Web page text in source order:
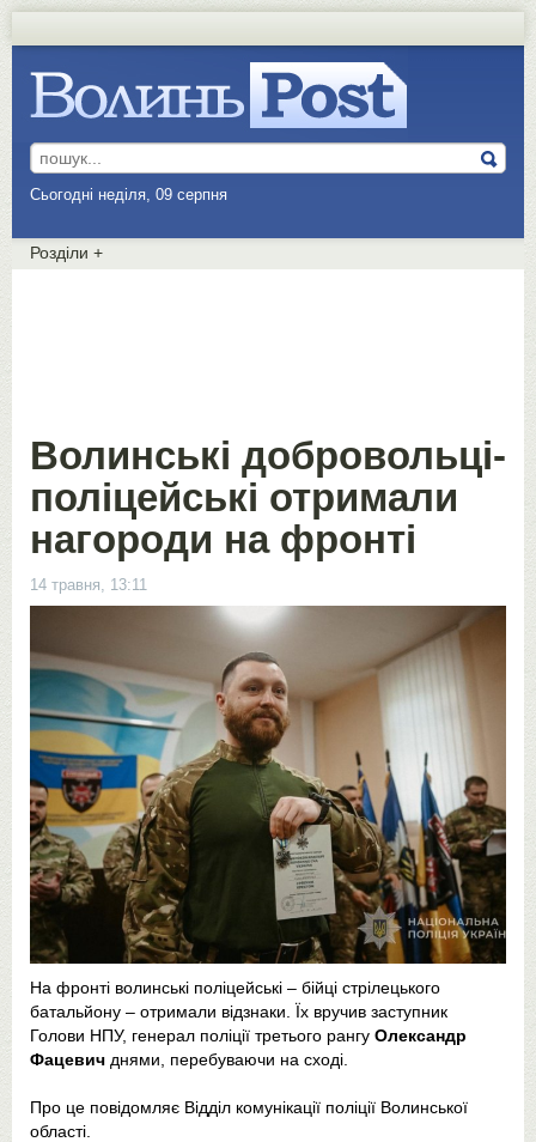
Сьогодні неділя, 09 серпня
Розділи +
Волинські добровольці-
поліцейські отримали
нагороди на фронті
14 травня, 13:11
На фронті волинські поліцейські – бійці стрілецького
батальйону – отримали відзнаки. Їх вручив заступник
Голови НПУ, генерал поліції третього рангу Олександр
Фацевич днями, перебуваючи на сході.
Про це повідомляє Відділ комунікації поліції Волинської
області.